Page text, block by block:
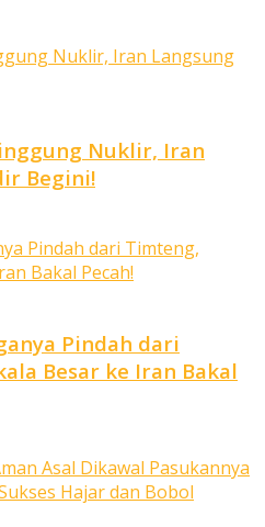
Nuklir, Iran
Begini!
Pindah dari
Besar ke Iran Bakal